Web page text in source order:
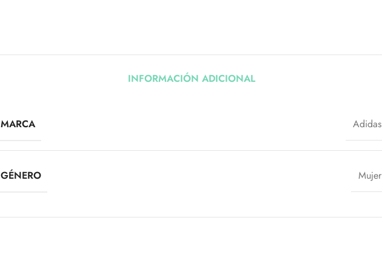
INFORMACIÓN ADICIONAL
MARCA Adidas
GÉNERO Mujer